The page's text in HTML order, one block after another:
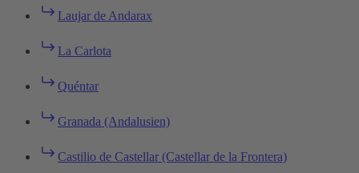
Laujar de Andarax
La Carlota
Quéntar
Granada (Andalusien)
Castilio de Castellar (Castellar de la Frontera)